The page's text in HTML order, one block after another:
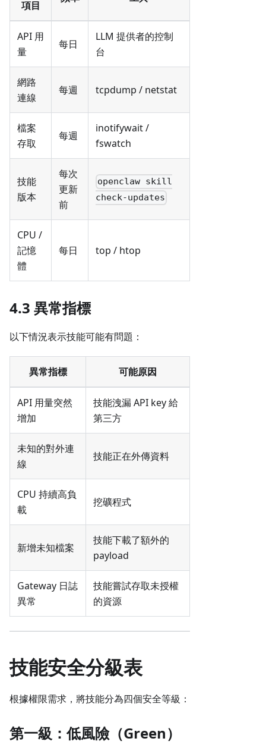
項目
API 用
量
每日
LLM 提供者的控制
台
網路
連線
每週 tcpdump / netstat
檔案
存取
每週
inotifywait /
fswatch
技能
版本
每次
更新
前
openclaw skill
check-updates
CPU /
記憶
體
每日 top / htop
4.3 異常指標
以下情況表示技能可能有問題：
異常指標 可能原因
API 用量突然
增加
技能洩漏 API key 給
第三方
未知的對外連
線
技能正在外傳資料
CPU 持續高負
載
挖礦程式
新增未知檔案
技能下載了額外的
payload
Gateway 日誌
異常
技能嘗試存取未授權
的資源
技能安全分級表
根據權限需求，將技能分為四個安全等級：
第一級：低風險（Green）